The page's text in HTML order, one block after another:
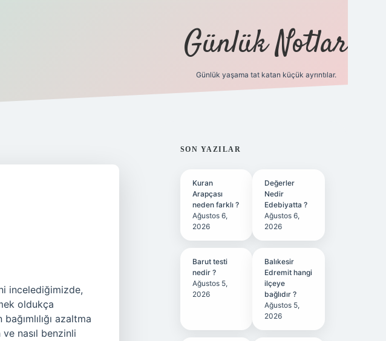
Günlük Notlar
Günlük yaşama tat katan küçük ayrıntılar.
incelediğimizde,
oldukça
azaltma
nasıl benzinli
SIDEBAR
SON YAZILAR
Kuran
Arapçası
neden farklı ?
Ağustos 6,
2026
Değerler
Nedir
Edebiyatta ?
Ağustos 6,
2026
Barut testi
nedir ?
Ağustos 5,
2026
Balıkesir
Edremit hangi
ilçeye
bağlıdır ?
Ağustos 5,
2026